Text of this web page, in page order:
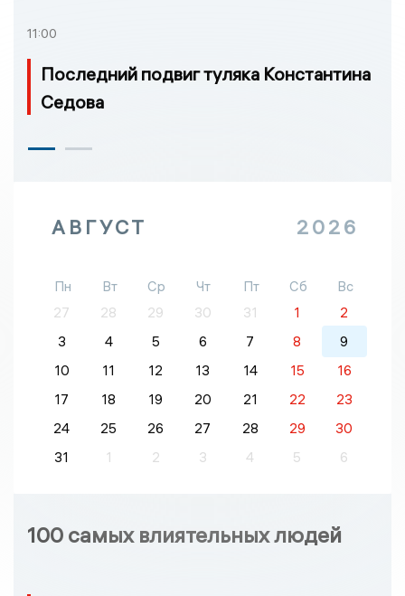
11:00
Последний подвиг туляка Константина
Седова
АВГУСТ 2026
Пн Вт Ср Чт Пт Сб
Вс
27
28 29 30 31 1
2
3
4 5 6 7 8
9
10
11 12 13 14 15
16
17
18 19 20 21 22
23
24
25 26 27 28 29
30
31
1 2 3 4 5 6
100 самых влиятельных людей